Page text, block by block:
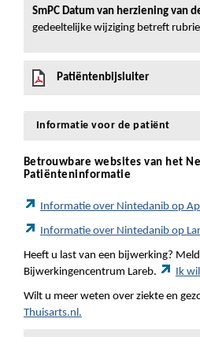
SmPC Datum van herziening van
gedeeltelijke wijziging betreft
Patiëntenbijsluiter
Informatie voor de patiënt
Betrouwbare websites van het
Patiënteninformatie
Informatie over Nintedanib op
Informatie over Nintedanib op
Heeft u last van een bijwerking?
Bijwerkingencentrum Lareb.
Ik
Wilt u meer weten over ziekte en
Thuisarts.nl.